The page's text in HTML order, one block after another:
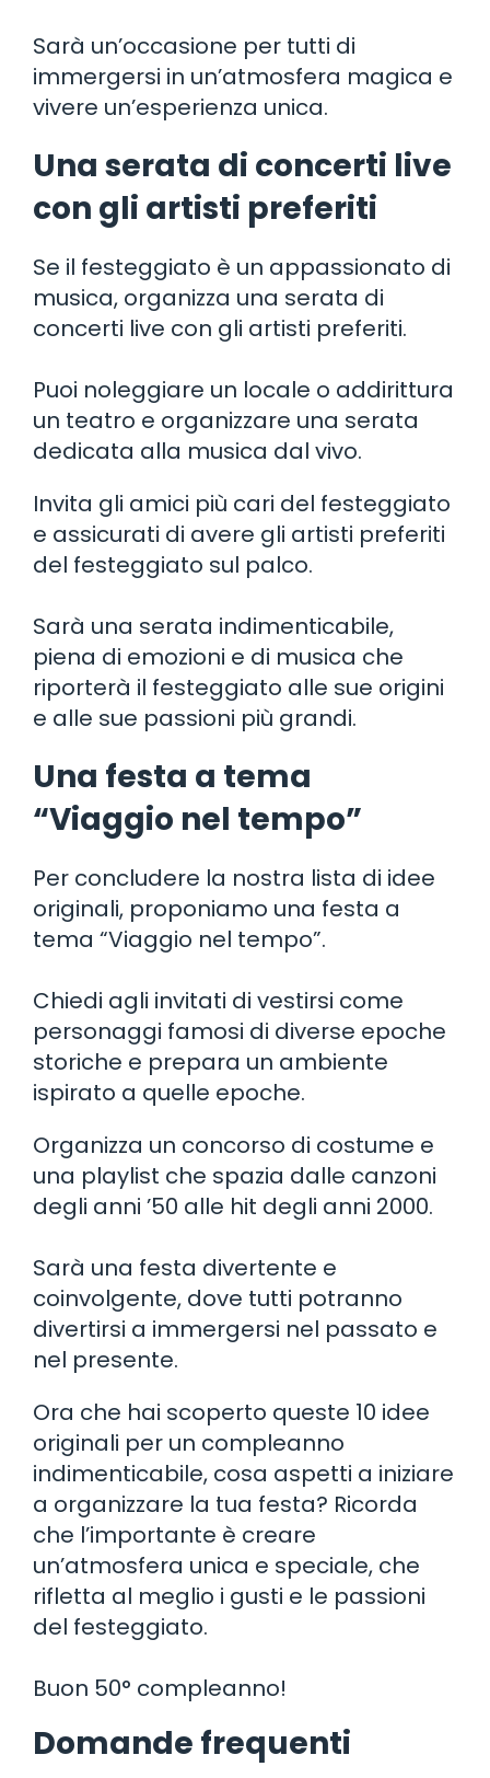
Sarà un’occasione per tutti di
immergersi in un’atmosfera magica e
vivere un’esperienza unica.
Una serata di concerti live
con gli artisti preferiti
Se il festeggiato è un appassionato di
musica, organizza una serata di
concerti live con gli artisti preferiti.
Puoi noleggiare un locale o addirittura
un teatro e organizzare una serata
dedicata alla musica dal vivo.
Invita gli amici più cari del festeggiato
e assicurati di avere gli artisti preferiti
del festeggiato sul palco.
Sarà una serata indimenticabile,
piena di emozioni e di musica che
riporterà il festeggiato alle sue origini
e alle sue passioni più grandi.
Una festa a tema
“Viaggio nel tempo”
Per concludere la nostra lista di idee
originali, proponiamo una festa a
tema “Viaggio nel tempo”.
Chiedi agli invitati di vestirsi come
personaggi famosi di diverse epoche
storiche e prepara un ambiente
ispirato a quelle epoche.
Organizza un concorso di costume e
una playlist che spazia dalle canzoni
degli anni ’50 alle hit degli anni 2000.
Sarà una festa divertente e
coinvolgente, dove tutti potranno
divertirsi a immergersi nel passato e
nel presente.
Ora che hai scoperto queste 10 idee
originali per un compleanno
indimenticabile, cosa aspetti a iniziare
a organizzare la tua festa? Ricorda
che l’importante è creare
un’atmosfera unica e speciale, che
rifletta al meglio i gusti e le passioni
del festeggiato.
Buon 50° compleanno!
Domande frequenti